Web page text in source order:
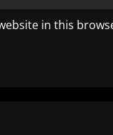
in this